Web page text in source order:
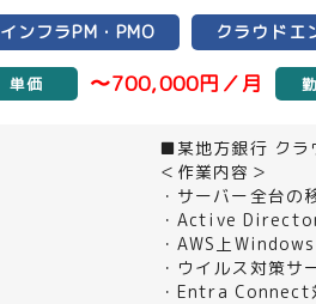
インフラPM・PMO クラウドエ
単価 〜700,000円／月
■某地方銀行 クラ
＜作業内容＞
・サーバー全台の
・Active
・AWS上
・ウイルス対策サ
・Entra Connect